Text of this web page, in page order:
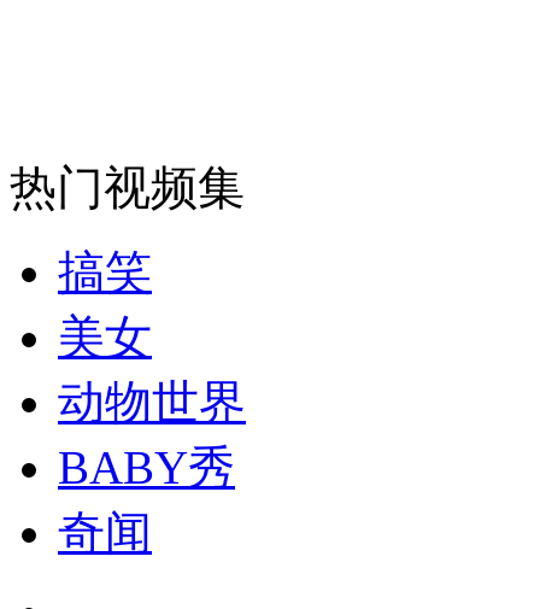
纽约上演“枕头大战”
司机酒驾遇交警 急速倒车逃窜
热门视频集
搞笑
美女
动物世界
BABY秀
奇闻